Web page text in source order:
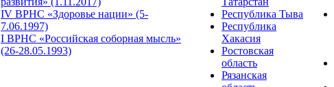
IV ВРНС «Здоровье нации» (5-
7.06.1997)
I ВРНС «Российская соборная мысль»
(26-28.05.1993)
Республика Тыва
Республика
Хакасия
Ростовская
область
Рязанская